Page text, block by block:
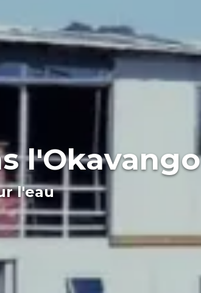
l'Okavango
l'eau